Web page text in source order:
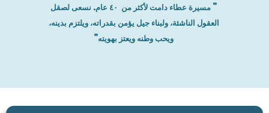
” مسيرة عطاء دامت لأكثر من ٤٠ عام. نسعى لصقل
العقول الناشئة، ولبناء جيل يؤمن بقدراته، ويلتزم بدينه،
ويحب وطنه ويعتز بهويته”